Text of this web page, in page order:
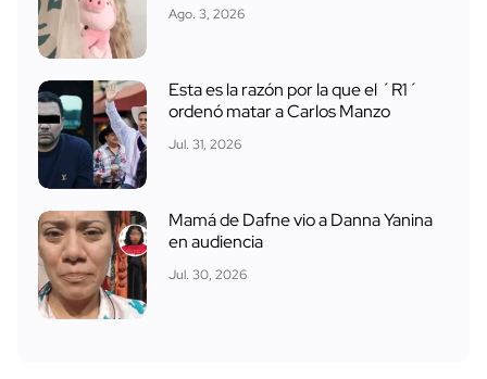
Ago. 3, 2026
Esta es la razón por la que el ´R1´
ordenó matar a Carlos Manzo
Jul. 31, 2026
Mamá de Dafne vio a Danna Yanina
en audiencia
Jul. 30, 2026